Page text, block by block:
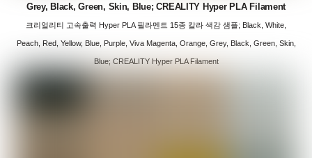
Grey, Black, Green, Skin, Blue; CREALITY Hyper PLA Filament
크리얼리티 고속출력 Hyper PLA 필라멘트 15종 칼라 색감 샘플; Black, White,
Peach, Red, Yellow, Blue, Purple, Viva Magenta, Orange, Grey, Black, Green, Skin,
Blue; CREALITY Hyper PLA Filament